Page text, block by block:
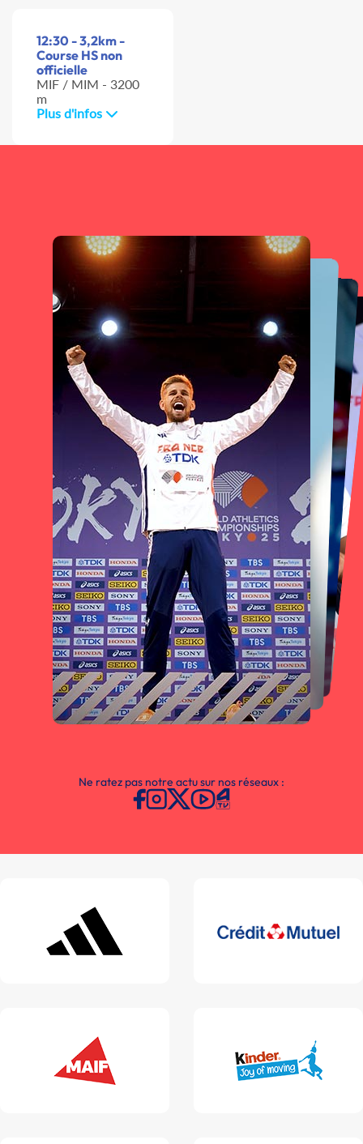
12:30 - 3,2km -
Course HS non
officielle
MIF / MIM - 3200
m
Plus d'infos
Ne ratez pas notre actu sur nos réseaux :